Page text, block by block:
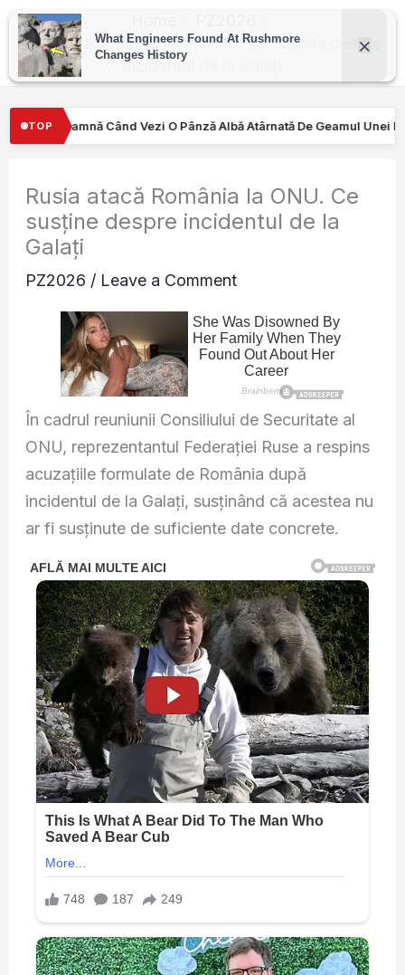
Skip
content
Rusia atacă România la ONU. Ce susține despre
incidentul de la Galați
TOPAlbă Atârnată De Geamul Unei Mașini. Semnalul…
Rusia atacă România la ONU. Ce
susține despre incidentul de la
Galați
PZ2026 / Leave a Comment
În cadrul reuniunii Consiliului de Securitate al
ONU, reprezentantul Federației Ruse a respins
acuzațiile formulate de România după
incidentul de la Galați, susținând că acestea nu
ar fi susținute de suficiente date concrete.